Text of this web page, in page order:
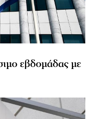
εβδομάδας με